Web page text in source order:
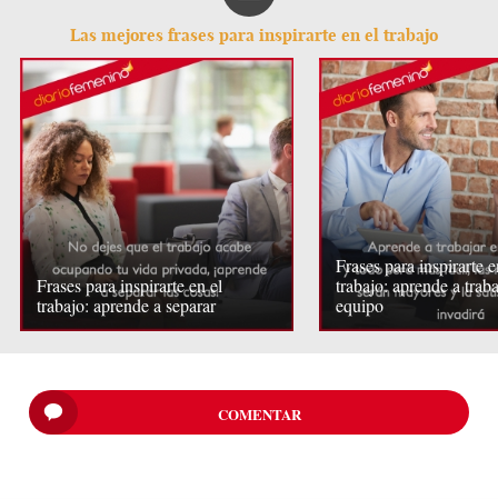
Las mejores frases para inspirarte en el trabajo
Frases para inspirarte en el
trabajo: aprende a separar
Frases para inspirarte
trabajo: aprende a
equipo
COMENTAR